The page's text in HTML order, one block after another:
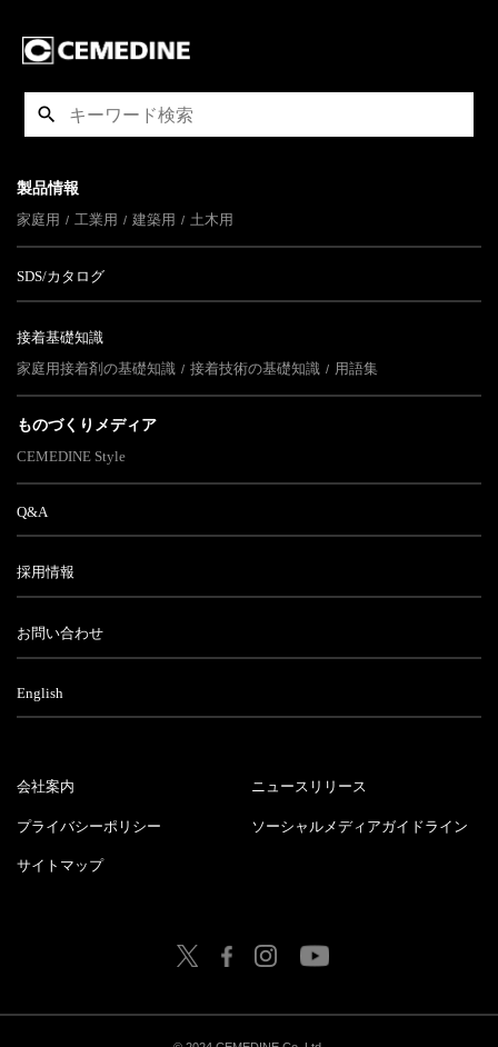
製品情報
家庭用
工業用 建築用 土木用
SDS/カタログ
接着基礎知識
家庭用接着剤の基礎知識
接着技術の基礎知識 用語集
ものづくりメディア
CEMEDINE Style
Q&A
採用情報
お問い合わせ
English
会社案内 ニュースリリース
プライバシーポリシー ソーシャルメディアガイドライン
サイトマップ